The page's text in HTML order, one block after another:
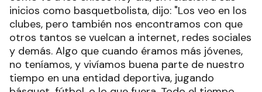
inicios como basquetbolista, dijo: "Los veo en los
clubes, pero también nos encontramos con que
otros tantos se vuelcan a internet, redes sociales
y demás. Algo que cuando éramos más jóvenes,
no teníamos, y vivíamos buena parte de nuestro
tiempo en una entidad deportiva, jugando